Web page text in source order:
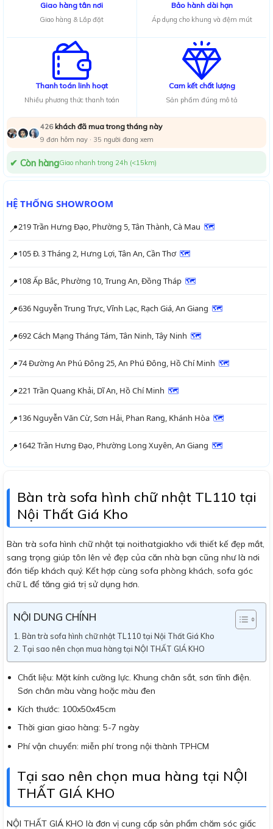
Giao hàng tân nơi
Giao hàng & Lắp đặt
Bảo hành dài hạn
Áp dụng cho khung và đệm mút
Thanh toán linh hoạt
Nhiều phương thức thanh toán
Cam kết chất lượng
Sản phẩm đúng mô tả
426khách đã mua trong tháng này
9 đơn hôm nay · 35 người đang xem
✔ Còn hàngGiao nhanh trong 24h (<15km)
HỆ THỐNG SHOWROOM
📍219 Trần Hưng Đạo, Phường 5, Tân Thành, Cà Mau 🗺
📍105 Đ. 3 Tháng 2, Hưng Lợi, Tân An, Cần Thơ 🗺
📍108 Ấp Bắc, Phường 10, Trung An, Đồng Tháp 🗺
📍636 Nguyễn Trung Trực, Vĩnh Lạc, Rạch Giá, An Giang 🗺
📍692 Cách Mạng Tháng Tám, Tân Ninh, Tây Ninh 🗺
📍74 Đường An Phú Đông 25, An Phú Đông, Hồ Chí Minh 🗺
📍221 Trần Quang Khải, Dĩ An, Hồ Chí Minh 🗺
📍136 Nguyễn Văn Cừ, Sơn Hải, Phan Rang, Khánh Hòa 🗺
📍1642 Trần Hưng Đạo, Phường Long Xuyên, An Giang 🗺
Bàn trà sofa hình chữ nhật TL110 tại
Nội Thất Giá Kho
Bàn trà sofa hình chữ nhật tại noithatgiakho với thiết kế đẹp mắt,
sang trọng giúp tôn lên vẻ đẹp của căn nhà bạn cũng như là nơi
đón tiếp khách quý. Kết hợp cùng sofa phòng khách, sofa góc
chữ L để tăng giá trị sử dụng hơn.
NỘI DUNG CHÍNH
Bàn trà sofa hình chữ nhật TL110 tại Nội Thất Giá Kho
Tại sao nên chọn mua hàng tại NỘI THẤT GIÁ KHO
Chất liệu: Mặt kính cường lực. Khung chân sắt, sơn tĩnh điện.
Sơn chân màu vàng hoặc màu đen
Kích thước: 100x50x45cm
Thời gian giao hàng: 5-7 ngày
Phí vận chuyển: miễn phí trong nội thành TPHCM
Tại sao nên chọn mua hàng tại NỘI
THẤT GIÁ KHO
NỘI THẤT GIÁ KHO là đơn vị cung cấp sản phẩm chăm sóc giấc